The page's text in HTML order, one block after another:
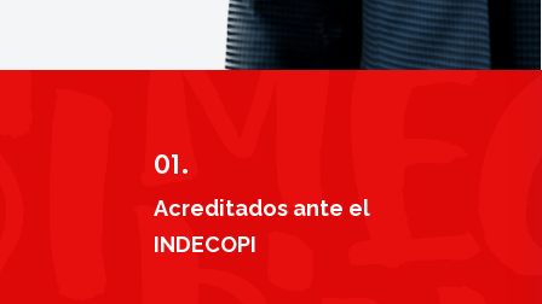
01.
Acreditados ante el
INDECOPI